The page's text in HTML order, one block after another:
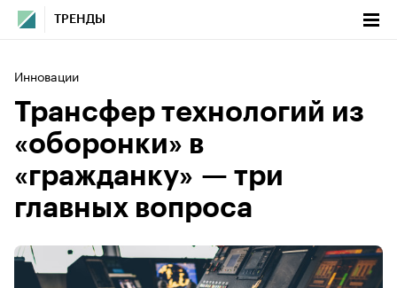
ТРЕНДЫ
Инновации
Трансфер технологий из
«оборонки» в
«гражданку» — три
главных вопроса